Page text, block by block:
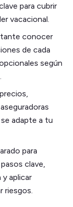
para cubrir
vacacional.
conocer
de cada
según
adapte a tu
para
clave,
aplicar
riesgos.